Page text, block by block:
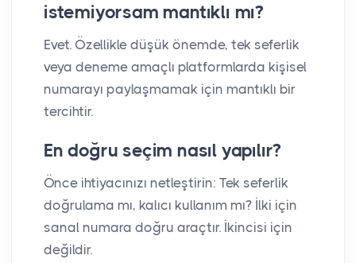
istemiyorsam mantıklı mı?
Evet. Özellikle düşük önemde, tek seferlik
veya deneme amaçlı platformlarda kişisel
numarayı paylaşmamak için mantıklı bir
tercihtir.
En doğru seçim nasıl yapılır?
Önce ihtiyacınızı netleştirin: Tek seferlik
doğrulama mı, kalıcı kullanım mı? İlki için
sanal numara doğru araçtır. İkincisi için
değildir.